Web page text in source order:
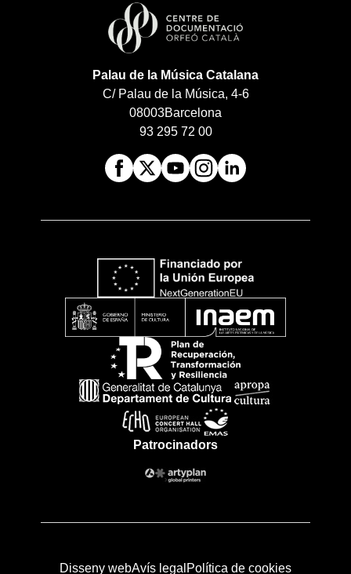
Palau de la Música Catalana
C/ Palau de la Música, 4-6
08003Barcelona
93 295 72 00
Patrocinadors
Disseny webAvís legal Política de cookies